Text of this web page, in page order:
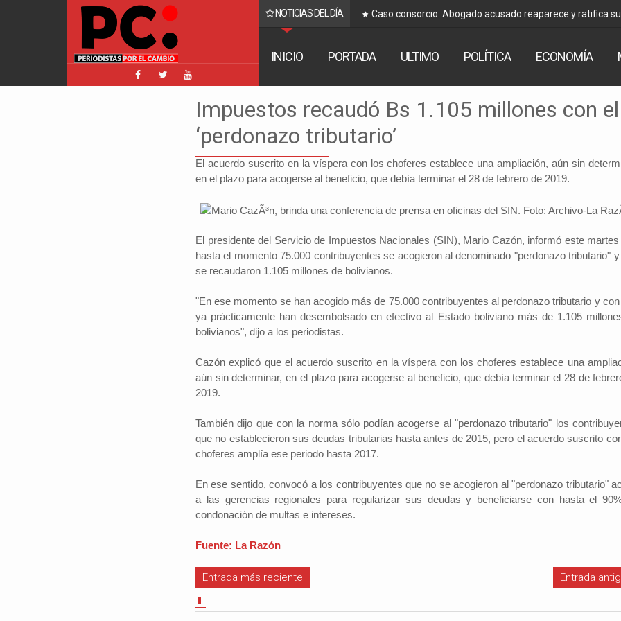
NOTICIAS DEL DÍA
implica a Manfred y golpea a Tuto y Samuel Caso consorcio: Abogado acusado reaparece y ratifica
INICIO PORTADA ULTIMO POLÍTICA ECONOMÍA
Impuestos recaudó Bs 1.105 millones con el
‘perdonazo tributario’
El acuerdo suscrito en la víspera con los choferes establece una ampliación, aún sin
en el plazo para acogerse al beneficio, que debía terminar el 28 de febrero de 2019.
El presidente del Servicio de Impuestos Nacionales (SIN), Mario Cazón, informó este
hasta el momento 75.000 contribuyentes se acogieron al denominado "perdonazo tributario"
se recaudaron 1.105 millones de bolivianos.
"En ese momento se han acogido más de 75.000 contribuyentes al perdonazo tributario y
ya prácticamente han desembolsado en efectivo al Estado boliviano más de 1.105
bolivianos", dijo a los periodistas.
Cazón explicó que el acuerdo suscrito en la víspera con los choferes establece una
aún sin determinar, en el plazo para acogerse al beneficio, que debía terminar el 28 de
2019.
También dijo que con la norma sólo podían acogerse al "perdonazo tributario" los
que no establecieron sus deudas tributarias hasta antes de 2015, pero el acuerdo suscrito
choferes amplía ese periodo hasta 2017.
En ese sentido, convocó a los contribuyentes que no se acogieron al "perdonazo tributario"
a las gerencias regionales para regularizar sus deudas y beneficiarse con hasta el
condonación de multas e intereses.
Fuente: La Razón
Entrada más reciente Entrada